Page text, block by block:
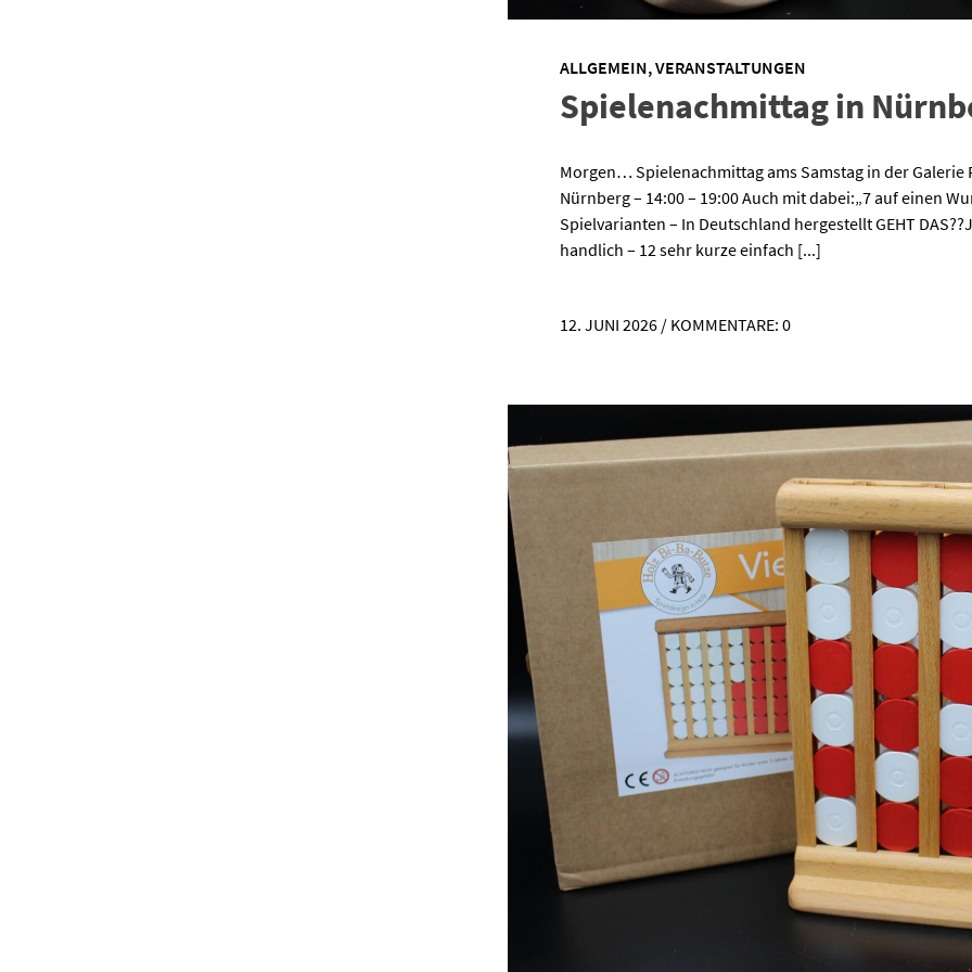
ALLGEMEIN,VERANSTALTUNGEN
Spielenachmittag in
Morgen… Spielenachmittag ams Samstag in der
Nürnberg – 14:00 – 19:00 Auch mit dabei:„7 auf einen
Spielvarianten – In Deutschland hergestellt GEHT
handlich – 12 sehr kurze einfach [...]
12. JUNI 2026 /KOMMENTARE: 0